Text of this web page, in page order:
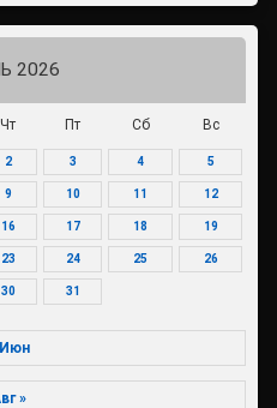
2026
Чт Пт Сб Вс
2 3 4 5
9 10 11 12
16 17 18 19
23 24 25 26
30 31
»